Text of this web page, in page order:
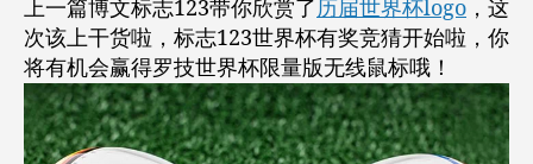
上一篇博文标志123带你欣赏了历届世界杯logo ，这
次该上干货啦，标志123世界杯有奖竞猜开始啦，你
将有机会赢得罗技世界杯限量版无线鼠标哦！